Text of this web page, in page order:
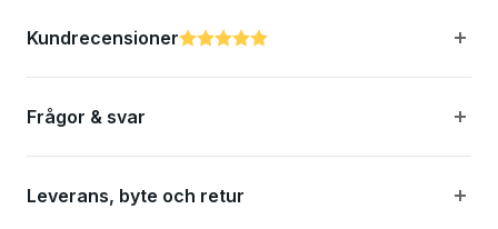
KundrecensionerBetyg:
5.0 utav 5 stjärnor
Frågor & svar
Leverans, byte och retur